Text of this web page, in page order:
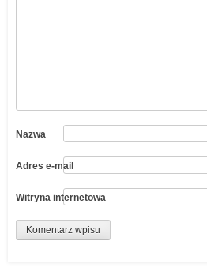
Nazwa
Adres e-mail
Witryna internetowa